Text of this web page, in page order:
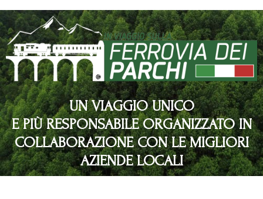
UN VIAGGIO UNICO
E PIÙ RESPONSABILE ORGANIZZATO IN
COLLABORAZIONE CON LE MIGLIORI
AZIENDE LOCALI